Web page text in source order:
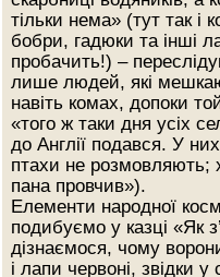
тільки нема» (тут так і
бобри, гадюки та інші
пробачить!) –
лише людей, які
навіть комах, допоки
«того ж таки дня усіх
до Англії подався. У
птахи не розмовляють;
пана провчив»).
Елементи народної
подибуємо у казці «Як
дізнаємося, чому
і лапи червоні, звідки